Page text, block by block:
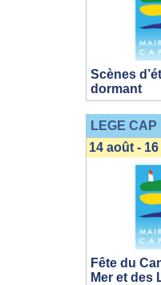
Scènes
dormant
LEGE CAP
Fête du
Mer et des
14 août -